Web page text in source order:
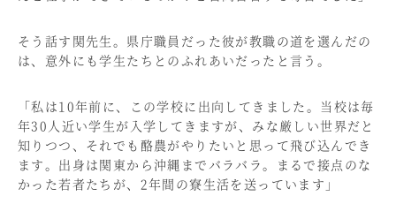
そう話す関先生。県庁職員だった彼が教職の道を選んだの
は、意外にも学生たちとのふれあいだったと言う。
「私は10年前に、この学校に出向してきました。当校は毎
年30人近い学生が入学してきますが、みな厳しい世界だと
知りつつ、それでも酪農がやりたいと思って飛び込んでき
ます。出身は関東から沖縄までバラバラ。まるで接点のな
かった若者たちが、2年間の寮生活を送っています」